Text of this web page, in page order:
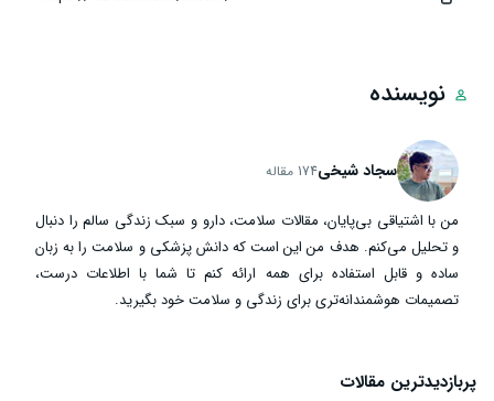
نویسنده
سجاد شیخی174 مقاله
من با اشتیاقی بی‌پایان، مقالات سلامت، دارو و سبک زندگی سالم را دنبال
و تحلیل می‌کنم. هدف من این است که دانش پزشکی و سلامت را به زبان
ساده و قابل استفاده برای همه ارائه کنم تا شما با اطلاعات درست،
تصمیمات هوشمندانه‌تری برای زندگی و سلامت خود بگیرید.
پربازدیدترین مقالات